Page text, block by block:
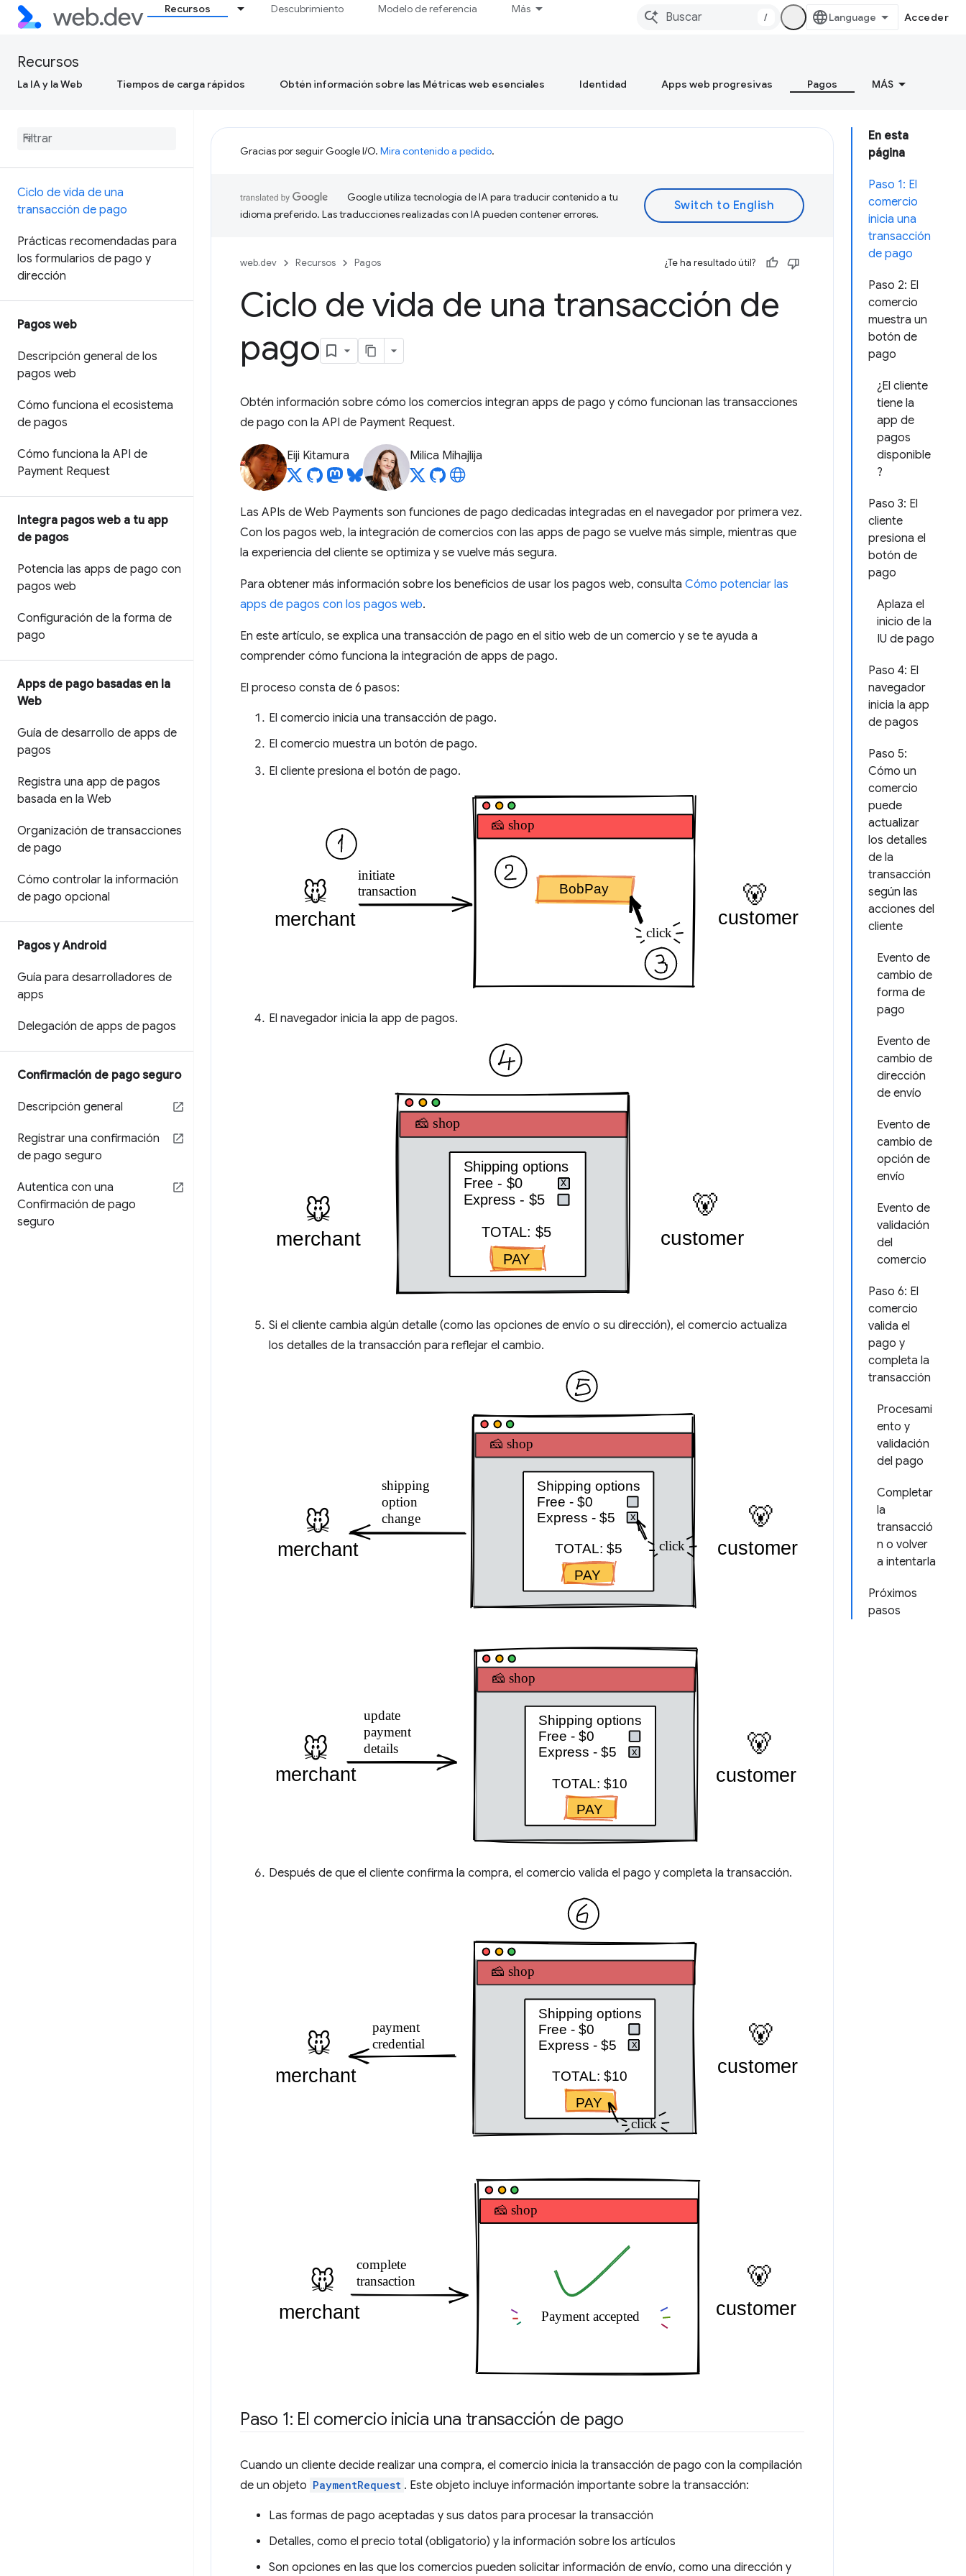
Recursos Descubrimiento Modelo de referencia Más
/ Acceder
Recursos
La IA y la Web Tiempos de carga rápidos Obtén información sobre las Métricas web esenciales Identidad Apps web progresivas Pagos MÁS
Ciclo de vida de una
transacción de pago
Prácticas recomendadas para
los formularios de pago y
dirección
Pagos web
Descripción general de los
pagos web
Cómo funciona el ecosistema
de pagos
Cómo funciona la API de
Payment Request
Integra pagos web a tu app
de pagos
Potencia las apps de pago con
pagos web
Configuración de la forma de
pago
Apps de pago basadas en la
Web
Guía de desarrollo de apps de
pagos
Registra una app de pagos
basada en la Web
Organización de transacciones
de pago
Cómo controlar la información
de pago opcional
Pagos y Android
Guía para desarrolladores de
apps
Delegación de apps de pagos
Confirmación de pago seguro
Descripción general
Registrar una confirmación
de pago seguro
Autentica con una
Confirmación de pago
seguro
En esta
página
Paso 1: El
comercio
inicia una
transacción
de pago
Paso 2: El
comercio
muestra un
botón de
pago
¿El cliente
tiene la
app de
pagos
disponible
?
Paso 3: El
cliente
presiona el
botón de
pago
Aplaza el
inicio de la
IU de pago
Paso 4: El
navegador
inicia la app
de pagos
Paso 5:
Cómo un
comercio
puede
actualizar
los detalles
de la
transacción
según las
acciones del
cliente
Evento de
cambio de
forma de
pago
Evento de
cambio de
dirección
de envío
Evento de
cambio de
opción de
envío
Evento de
validación
del
comercio
Paso 6: El
comercio
valida el
pago y
completa la
transacción
Procesami
ento y
validación
del pago
Completar
la
transacció
n o volver
a intentarla
Próximos
pasos
Gracias por seguir Google I/O. Mira contenido a pedido.
Google utiliza tecnología de IA para traducir contenido a tu
idioma preferido. Las traducciones realizadas con IA pueden contener errores.
web.dev Recursos Pagos ¿Te ha resultado útil?
Ciclo de vida de una transacción de
pago
Obtén información sobre cómo los comercios integran apps de pago y cómo funcionan las transacciones
de pago con la API de Payment Request.
Eiji Kitamura Milica Mihajlija
Las APIs de Web Payments son funciones de pago dedicadas integradas en el navegador por primera vez.
Con los pagos web, la integración de comercios con las apps de pago se vuelve más simple, mientras que
la experiencia del cliente se optimiza y se vuelve más segura.
Para obtener más información sobre los beneficios de usar los pagos web, consulta Cómo potenciar las
apps de pagos con los pagos web.
En este artículo, se explica una transacción de pago en el sitio web de un comercio y se te ayuda a
comprender cómo funciona la integración de apps de pago.
El proceso consta de 6 pasos:
El comercio inicia una transacción de pago.
El comercio muestra un botón de pago.
El cliente presiona el botón de pago.
El navegador inicia la app de pagos.
Si el cliente cambia algún detalle (como las opciones de envío o su dirección), el comercio actualiza
los detalles de la transacción para reflejar el cambio.
Después de que el cliente confirma la compra, el comercio valida el pago y completa la transacción.
Paso 1: El comercio inicia una transacción de pago
Cuando un cliente decide realizar una compra, el comercio inicia la transacción de pago con la compilación
de un objeto PaymentRequest . Este objeto incluye información importante sobre la transacción:
Las formas de pago aceptadas y sus datos para procesar la transacción
Detalles, como el precio total (obligatorio) y la información sobre los artículos
Son opciones en las que los comercios pueden solicitar información de envío, como una dirección y